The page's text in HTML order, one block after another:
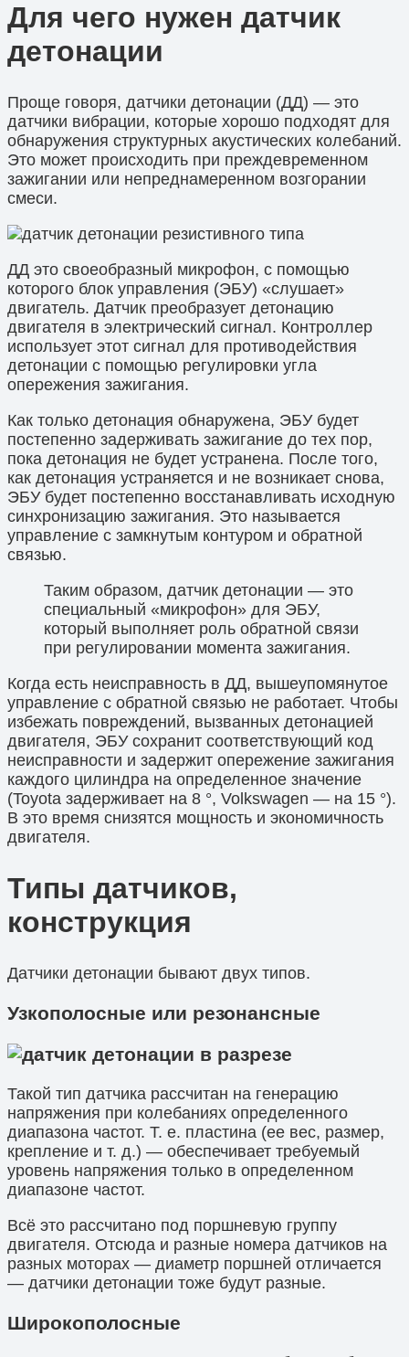
Для чего нужен датчик
детонации
Проще говоря, датчики детонации (ДД) — это
датчики вибрации, которые хорошо подходят для
обнаружения структурных акустических колебаний.
Это может происходить при преждевременном
зажигании или непреднамеренном возгорании
смеси.
ДД это своеобразный микрофон, с помощью
которого блок управления (ЭБУ) «слушает»
двигатель. Датчик преобразует детонацию
двигателя в электрический сигнал. Контроллер
использует этот сигнал для противодействия
детонации с помощью регулировки угла
опережения зажигания.
Как только детонация обнаружена, ЭБУ будет
постепенно задерживать зажигание до тех пор,
пока детонация не будет устранена. После того,
как детонация устраняется и не возникает снова,
ЭБУ будет постепенно восстанавливать исходную
синхронизацию зажигания. Это называется
управление с замкнутым контуром и обратной
связью.
Таким образом, датчик детонации — это
специальный «микрофон» для ЭБУ,
который выполняет роль обратной связи
при регулировании момента зажигания.
Когда есть неисправность в ДД, вышеупомянутое
управление с обратной связью не работает. Чтобы
избежать повреждений, вызванных детонацией
двигателя, ЭБУ сохранит соответствующий код
неисправности и задержит опережение зажигания
каждого цилиндра на определенное значение
(Toyota задерживает на 8 °, Volkswagen — на 15 °).
В это время снизятся мощность и экономичность
двигателя.
Типы датчиков,
конструкция
Датчики детонации бывают двух типов.
Узкополосные или резонансные
Такой тип датчика рассчитан на генерацию
напряжения при колебаниях определенного
диапазона частот. Т. е. пластина (ее вес, размер,
крепление и т. д.) — обеспечивает требуемый
уровень напряжения только в определенном
диапазоне частот.
Всё это рассчитано под поршневую группу
двигателя. Отсюда и разные номера датчиков на
разных моторах — диаметр поршней отличается
— датчики детонации тоже будут разные.
Широкополосные